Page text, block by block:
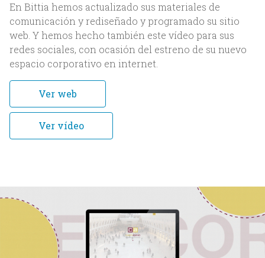
Inicio
Nosotros
Acerca de Bittia
Clientes
Servicios
Contacto
En Bittia hemos actualizado sus materiales de
comunicación y rediseñado y programado su sitio
web. Y hemos hecho también este vídeo para sus
redes sociales, con ocasión del estreno de su nuevo
espacio corporativo en internet.
Ver web
Ver vídeo